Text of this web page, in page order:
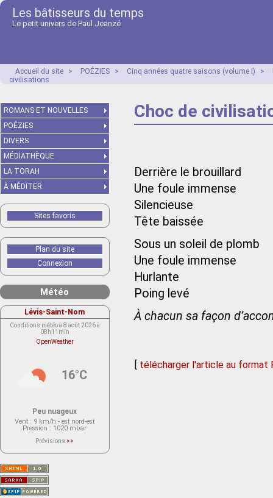
Les bâtisseurs du temps
Le petit univers de Paul Jeanzé
Accueil du site > POÉZIES > Cinq années quatre saisons (volume I) >
civilisations
Choc de
Derrière le brouillard
Une foule immense
Silencieuse
Tête baissée
Sous un soleil de plomb
Une foule immense
Hurlante
Poing levé
À chacun sa façon
[ télécharger l'article au format
ROMANS ET NOUVELLES
POÉZIES
DIVERS
MÉDIATHÈQUE
LA TORAH
À MÉDITER
Sites favoris
Plan du site
Connexion
Météo
Lévis-Saint-Nom
Conditions météo à 8 août 2026 à
08h11min
OpenWeather
16°C
Peu nuageux
Vent : 9 km/h - est nord-est
Pression : 1020 mbar
Prévisions >>
actuellement aucune prévision
Saint-Nom.
Veuillez consulter le message du
service ci-dessous.
(401 - Invalid API key. Please see
https://openweathermap.org/faq#error401